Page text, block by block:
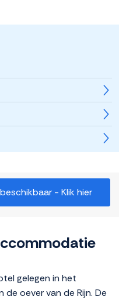
- Klik hier
gelegen in het
oever van de Rijn. De